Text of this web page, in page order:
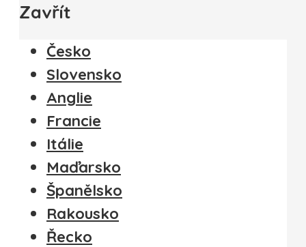
Zavřít
Česko
Slovensko
Anglie
Francie
Itálie
Maďarsko
Španělsko
Rakousko
Řecko